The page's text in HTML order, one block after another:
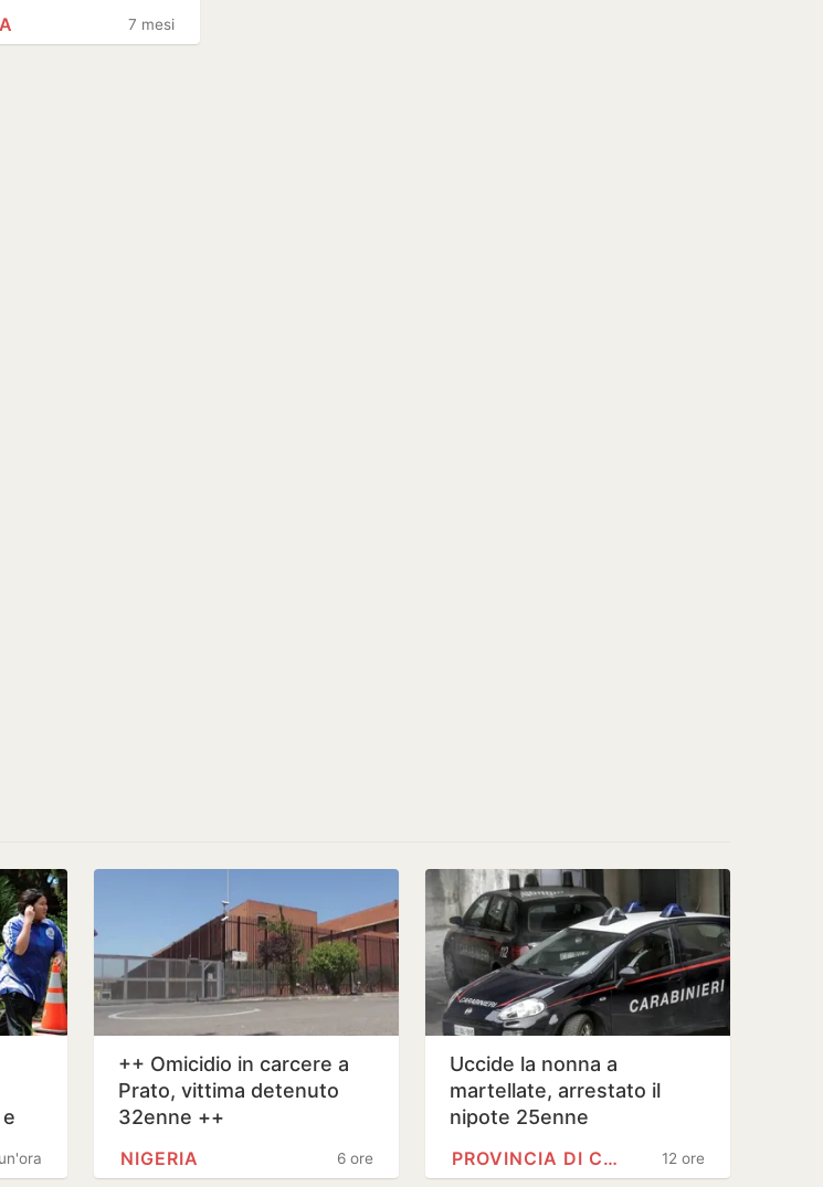
7 mesi
un'ora
++ Omicidio in carcere a
Prato, vittima detenuto
32enne ++
6 ore
NIGERIA
Uccide la nonna a
martellate, arrestato il
nipote 25enne
12 ore
PROVINCIA DI CHIETI